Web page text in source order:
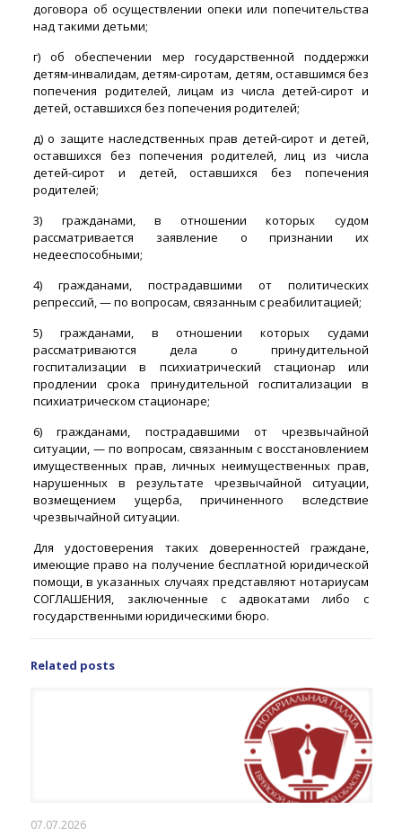
договора об осуществлении опеки или попечительства
над такими детьми;
г) об обеспечении мер государственной поддержки
детям-инвалидам, детям-сиротам, детям, оставшимся без
попечения родителей, лицам из числа детей-сирот и
детей, оставшихся без попечения родителей;
д) о защите наследственных прав детей-сирот и детей,
оставшихся без попечения родителей, лиц из числа
детей-сирот и детей, оставшихся без попечения
родителей;
3) гражданами, в отношении которых судом
рассматривается заявление о признании их
недееспособными;
4) гражданами, пострадавшими от политических
репрессий, — по вопросам, связанным с реабилитацией;
5) гражданами, в отношении которых судами
рассматриваются дела о принудительной
госпитализации в психиатрический стационар или
продлении срока принудительной госпитализации в
психиатрическом стационаре;
6) гражданами, пострадавшими от чрезвычайной
ситуации, — по вопросам, связанным с восстановлением
имущественных прав, личных неимущественных прав,
нарушенных в результате чрезвычайной ситуации,
возмещением ущерба, причиненного вследствие
чрезвычайной ситуации.
Для удостоверения таких доверенностей граждане,
имеющие право на получение бесплатной юридической
помощи, в указанных случаях представляют нотариусам
СОГЛАШЕНИЯ, заключенные с адвокатами либо с
государственными юридическими бюро.
Related posts
07.07.2026